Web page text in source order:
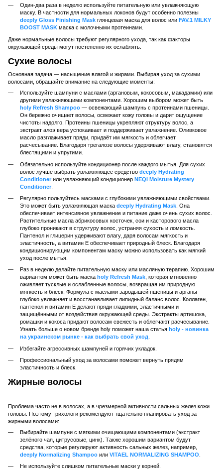
Один-два раза в неделю используйте питательную или увлажняющую
маску. В частности для нормальных локонов будут особенно полезны
deeply Gloss Finishing Mask глянцевая маска для волос или FAV.1 MILKY
BOOST MASK маска с молочными протеинами.
Даже нормальные волосы требуют регулярного ухода, так как факторы
окружающей среды могут постепенно их ослаблять.
Сухие волосы
Основная задача — насыщение влагой и жирами. Выбирая уход за сухими
волосами, обращайте внимание на следующие моменты:
Используйте шампуни с маслами (аргановым, кокосовым, макадамии) или
другими увлажняющими компонентами. Хорошим выбором может быть
holy Refresh Shampoo — освежающий шампунь с протеинами пшеницы.
Он бережно очищает волосы, освежает кожу головы и дарит ощущение
чистоты надолго. Протеины пшеницы укрепляют структуру волос, а
экстракт алоэ вера успокаивает и поддерживает увлажнение. Оливковое
масло разглаживает пряди, придаёт им мягкость и облегчает
расчесывание. Благодаря трегалозе волосы удерживают влагу, становятся
блестящими и упругими.
Обязательно используйте кондиционер после каждого мытья. Для сухих
волос лучше выбрать увлажняющее средство deeply Hydrating
Conditioner или увлажняющий кондиционер NEQI Moisture Mystery
Conditioner
Регулярно пользуйтесь масками с глубокими увлажняющими свойствами.
Это может быть увлажняющая маска deeply Hydrating Mask . Она
обеспечивает интенсивное увлажнение и питание даже очень сухих волос.
Растительные масла абрикосовых косточек, сои и касторового масла
глубоко проникают в структуру волос, устраняя сухость и ломкость.
Пантенол и глицерин удерживают влагу, даря волосам мягкость и
эластичность, а витамин Е обеспечивает природный блеск. Благодаря
кондиционирующим компонентам маску можно использовать как мягкий
уход после мытья.
Раз в неделю делайте питательную маску или масляную терапию. Хорошим
вариантом может быть маска holy Refresh Mask, которая мгновенно
оживляет тусклые и ослабленные волосы, возвращая им природную
мягкость и блеск. Формула с маслами зародышей пшеницы и арганы
глубоко увлажняет и восстанавливает липидный баланс волос. Коллаген,
пантенол и витамин Е делают пряди гладкими, эластичными и
защищёнными от воздействия окружающей среды. Экстракты артишока,
ромашки и кокоса придают волосам свежесть и облегчают расчесывание.
Узнать больше о новом бренде holy поможет наша статья holy - новинка
на украинском рынке - как выбрать свой уход.
Избегайте агрессивных шампуней и горячих укладок.
Профессиональный уход за волосами поможет вернуть прядям
эластичность и блеск.
Жирные волосы
Проблема часто не в волосах, а в чрезмерной активности сальных желез кожи
головы. Поэтому трихологи рекомендуют тщательно планировать уход за
жирными волосами:
Выбирайте шампуни с мягкими очищающими компонентами (экстракт
зелёного чая, цитрусовые, цинк). Также хорошим вариантом будут
средства, которые регулируют активность сальных желез, например,
deeply Normalizing Shampoo или VITAEL NORMALIZING SHAMPOO
Не используйте слишком питательные маски у корней.